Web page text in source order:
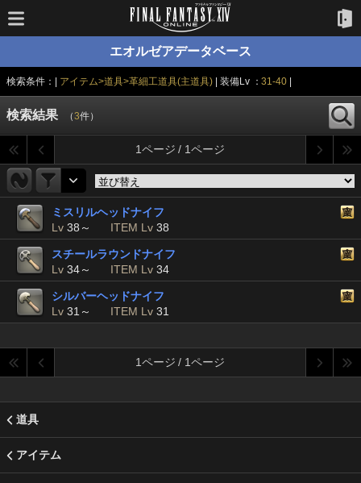
エオルゼアデータベース
検索条件：| アイテム>道具>革細工道具(主道具) | 装備Lv ：31-40
検索結果 （3件）
1ページ / 1ページ
ミスリルヘッドナイフ
Lv 38～ ITEM Lv 38
スチールラウンドナイフ
Lv 34～ ITEM Lv 34
シルバーヘッドナイフ
Lv 31～ ITEM Lv 31
1ページ / 1ページ
道具
アイテム